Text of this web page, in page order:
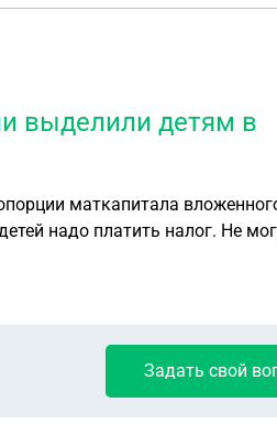
выделили детям в
маткапитала
надо платить налог. Не
Задать свой